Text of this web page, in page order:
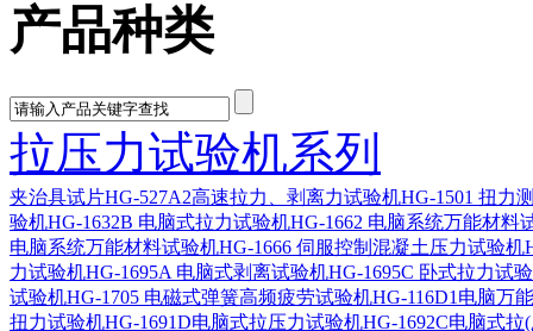
产品种类
拉压力试验机系列
夹治具试片HG-527A2高速拉力、剥离力试验机HG-1501 扭力
验机HG-1632B 电脑式拉力试验机HG-1662 电脑系统万能材料
电脑系统万能材料试验机HG-1666 伺服控制混凝土压力试验机
力试验机HG-1695A 电脑式剥离试验机HG-1695C 卧式拉力试
试验机HG-1705 电磁式弹簧高频疲劳试验机HG-116D1电脑万
扭力试验机HG-1691D电脑式拉压力试验机HG-1692C电脑式拉